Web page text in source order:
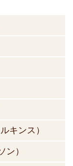
キンス）
ン）